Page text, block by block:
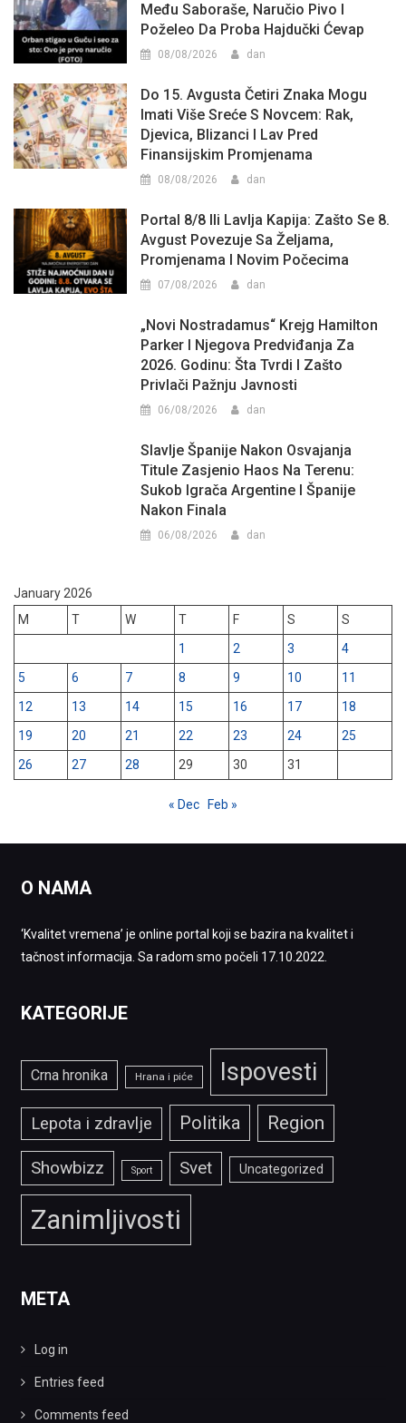
Među Saboraše, Naručio Pivo I
Poželeo Da Proba Hajdučki Ćevap
08/08/2026 dan
Do 15. Avgusta Četiri Znaka Mogu
Imati Više Sreće S Novcem: Rak,
Djevica, Blizanci I Lav Pred
Finansijskim Promjenama
08/08/2026 dan
Portal 8/8 Ili Lavlja Kapija: Zašto Se 8.
Avgust Povezuje Sa Željama,
Promjenama I Novim Počecima
07/08/2026 dan
„Novi Nostradamus“ Krejg Hamilton
Parker I Njegova Predviđanja Za
2026. Godinu: Šta Tvrdi I Zašto
Privlači Pažnju Javnosti
06/08/2026 dan
Slavlje Španije Nakon Osvajanja
Titule Zasjenio Haos Na Terenu:
Sukob Igrača Argentine I Španije
Nakon Finala
06/08/2026 dan
January 2026
M
T W T F S
S
1
2 3
4
5
6 7 8 9 10
11
12
13 14 15 16 17
18
19
20 21 22 23 24
25
26
27 28 29 30 31
« Dec Feb »
O NAMA
‘Kvalitet vremena’ je online portal koji se bazira na kvalitet i
tačnost informacija. Sa radom smo počeli 17.10.2022.
KATEGORIJE
Crna hronika Hrana i piće Ispovesti
Lepota i zdravlje Politika Region
Showbizz Sport Svet Uncategorized
Zanimljivosti
META
Log in
Entries feed
Comments feed